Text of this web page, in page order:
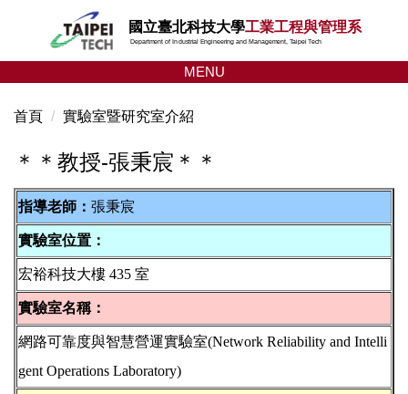
主
要
容
國立臺北科技大學工業工程與管理系
Department of Industrial Engineering and Management, Taipei Tech
MENU
首頁 實驗室暨研究室介紹
＊＊教授-張秉宸＊＊
指導老師： 張秉宸
實驗室位置：
宏裕科技大樓 435 室
實驗室名稱：
網路可靠度與智慧營運實驗室(Network Reliability and Intelli
gent Operations Laboratory)